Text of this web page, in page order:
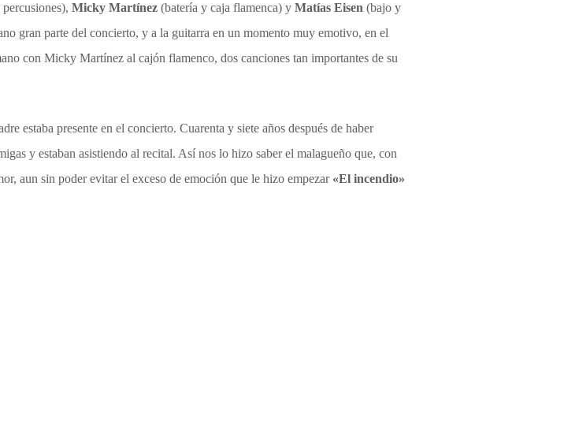
percusiones),Micky Martínez (batería y caja flamenca) yMatías Eisen (bajo y
gran parte del concierto, y a la guitarra en un momento muy emotivo, en el
con Micky Martínez al cajón flamenco, dos canciones tan importantes de su
estaba presente en el concierto. Cuarenta y siete años después de haber
y estaban asistiendo al recital. Así nos lo hizo saber el malagueño que, con
aun sin poder evitar el exceso de emoción que le hizo empezar «El incendio»